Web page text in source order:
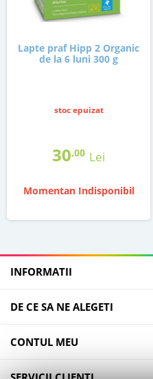
Lapte praf Hipp 2 Organic
de la 6 luni 300 g
stoc epuizat
30,00 Lei
Momentan Indisponibil
INFORMATII
DE CE SA NE ALEGETI
CONTUL MEU